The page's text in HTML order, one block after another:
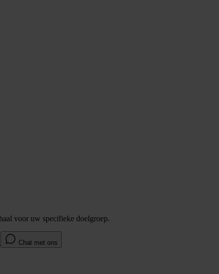
voor uw specifieke doelgroep.
Chat met ons